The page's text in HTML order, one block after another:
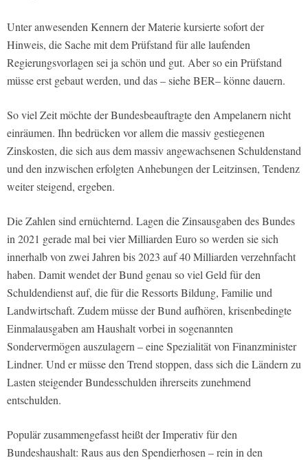
Unter anwesenden Kennern der Materie kursierte sofort der
Hinweis, die Sache mit dem Prüfstand für alle laufenden
Regierungsvorlagen sei ja schön und gut. Aber so ein Prüfstand
müsse erst gebaut werden, und das – siehe BER– könne dauern.
So viel Zeit möchte der Bundesbeauftragte den Ampelanern nicht
einräumen. Ihn bedrücken vor allem die massiv gestiegenen
Zinskosten, die sich aus dem massiv angewachsenen Schuldenstand
und den inzwischen erfolgten Anhebungen der Leitzinsen, Tendenz
weiter steigend, ergeben.
Die Zahlen sind ernüchternd. Lagen die Zinsausgaben des Bundes
in 2021 gerade mal bei vier Milliarden Euro so werden sie sich
innerhalb von zwei Jahren bis 2023 auf 40 Milliarden verzehnfacht
haben. Damit wendet der Bund genau so viel Geld für den
Schuldendienst auf, die für die Ressorts Bildung, Familie und
Landwirtschaft. Zudem müsse der Bund aufhören, krisenbedingte
Einmalausgaben am Haushalt vorbei in sogenannten
Sondervermögen auszulagern – eine Spezialität von Finanzminister
Lindner. Und er müsse den Trend stoppen, dass sich die Ländern zu
Lasten steigender Bundesschulden ihrerseits zunehmend
entschulden.
Populär zusammengefasst heißt der Imperativ für den
Bundeshaushalt: Raus aus den Spendierhosen – rein in den